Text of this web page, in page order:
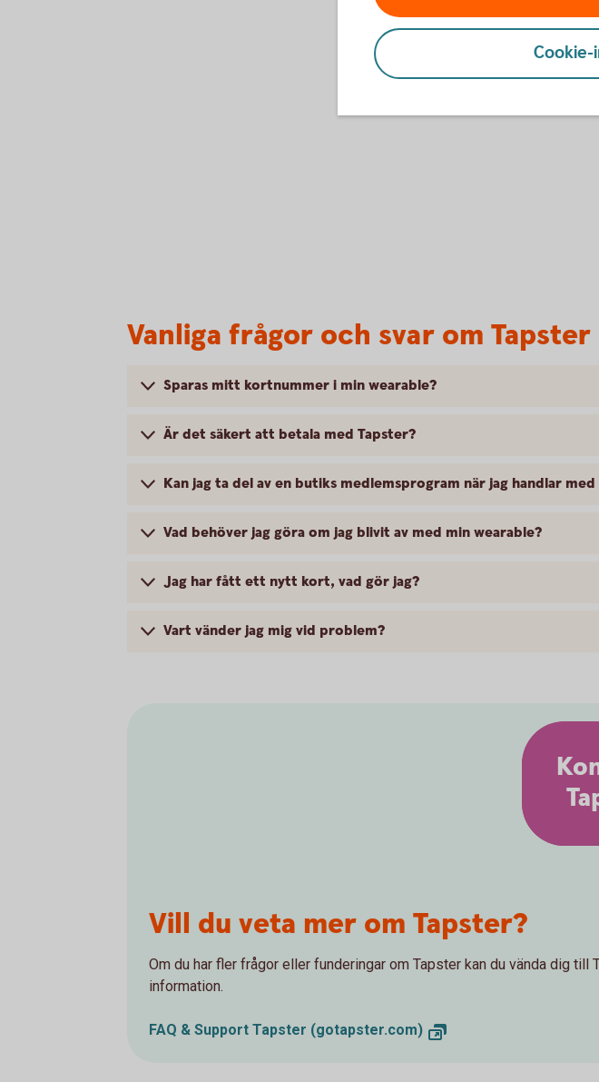
Vanliga frågor och svar om Tapster
Sparas mitt kortnummer i min wearable?
Är det säkert att betala med Tapster?
Kan jag ta del av en butiks medlemsprogram när jag handlar med
Vad behöver jag göra om jag blivit av med min wearable?
Jag har fått ett nytt kort, vad gör jag?
Vart vänder jag mig vid problem?
Vill du veta mer om Tapster?
Om du har fler frågor eller funderingar om Tapster kan du vända dig till
information.
FAQ & Support Tapster (gotapster.com)
Cookie-